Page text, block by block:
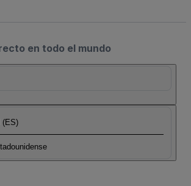
en todo el mundo
(ES)